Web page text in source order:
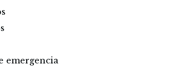
emergencia